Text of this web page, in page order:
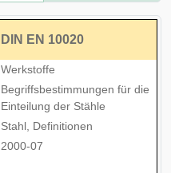
DIN EN 10020
Werkstoffe
Begriffsbestimmungen für die
Einteilung der Stähle
Stahl, Definitionen
2000-07